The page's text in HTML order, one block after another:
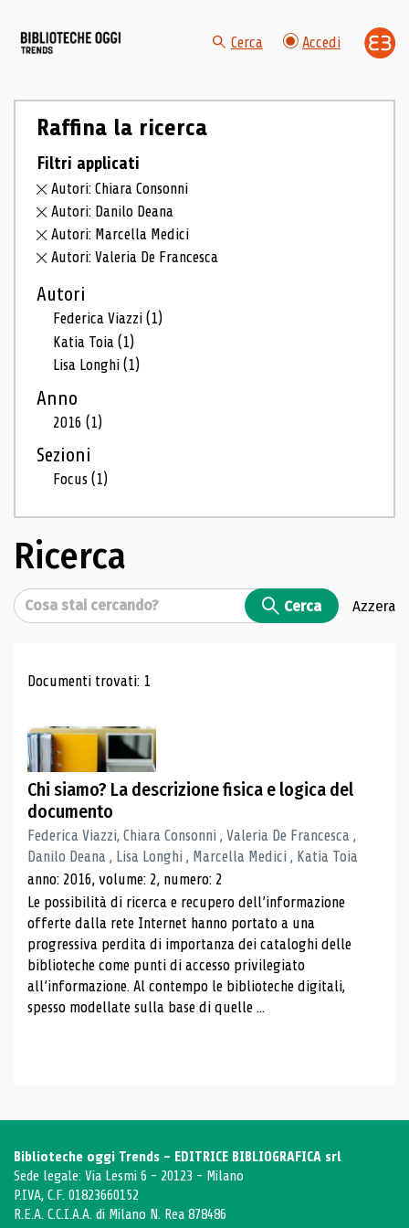
Cerca Accedi
Raffina la ricerca
Filtri applicati
Autori: Chiara Consonni
Autori: Danilo Deana
Autori: Marcella Medici
Autori: Valeria De Francesca
Autori
Federica Viazzi(1)
Katia Toia(1)
Lisa Longhi(1)
Anno
2016(1)
Sezioni
Focus(1)
Ricerca
Cerca Cerca Azzera
Risultati di ricerca
Documenti trovati: 1
Chi siamo? La descrizione fisica e logica del
documento
Federica Viazzi, Chiara Consonni , Valeria De Francesca ,
Danilo Deana , Lisa Longhi , Marcella Medici , Katia Toia
anno: 2016, volume: 2, numero: 2
Le possibilità di ricerca e recupero dell’informazione
offerte dalla rete Internet hanno portato a una
progressiva perdita di importanza dei cataloghi delle
biblioteche come punti di accesso privilegiato
all’informazione. Al contempo le biblioteche digitali,
spesso modellate sulla base di quelle ...
Biblioteche oggi Trends - EDITRICE BIBLIOGRAFICA srl
Sede legale: Via Lesmi 6 - 20123 - Milano
P.IVA, C.F. 01823660152
R.E.A. C.C.I.A.A. di Milano N. Rea 878486